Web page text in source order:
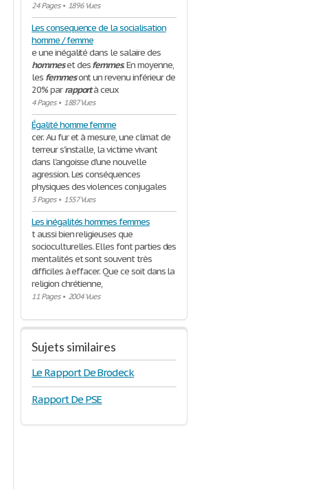
24 Pages• 1896 Vues
Les consequence de la socialisation
homme / femme
e une inégalité dans le salaire des
hommeset desfemmes. En moyenne,
les femmesont un revenu inférieur de
20% parrapportà ceux
4 Pages• 1887 Vues
Égalité homme femme
cer. Au fur et à mesure, une climat de
terreur s'installe, la victime vivant
dans l'angoisse d'une nouvelle
agression. Les conséquences
physiques des violences conjugales
3 Pages• 1557 Vues
Les inégalités hommes femmes
t aussi bien religieuses que
socioculturelles. Elles font parties des
mentalités et sont souvent très
difficiles à effacer. Que ce soit dans la
religion chrétienne,
11 Pages• 2004 Vues
Sujets similaires
Le Rapport De Brodeck
Rapport De PSE